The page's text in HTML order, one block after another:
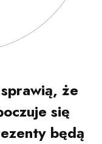
że
się
będą